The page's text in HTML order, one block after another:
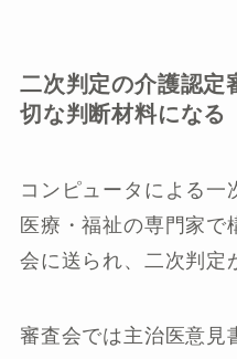
二次判定の介護認定
切な判断材料になる
コンピュータによる一
医療・福祉の専門家で
会に送られ、二次判定
審査会では主治医意見